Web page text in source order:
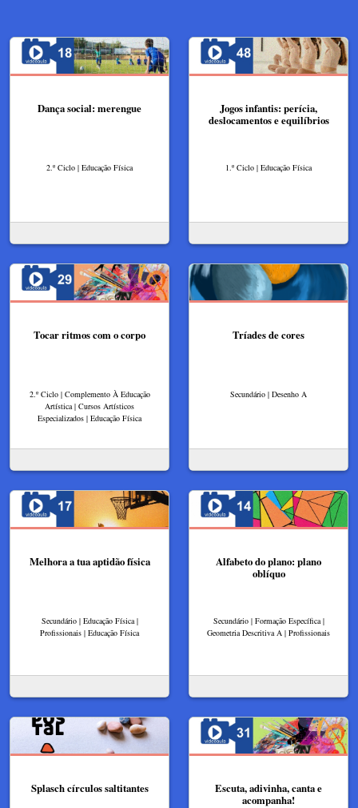
Dança social: merengue
2.º Ciclo | Educação Física
Jogos infantis: perícia,
deslocamentos e equilíbrios
1.º Ciclo | Educação Física
Tocar ritmos com o corpo
2.º Ciclo | Complemento À Educação
Artística | Cursos Artísticos
Especializados | Educação Física
Tríades de cores
Secundário | Desenho A
Melhora a tua aptidão física
Secundário | Educação Física |
Profissionais | Educação Física
Alfabeto do plano: plano
oblíquo
Secundário | Formação Específica |
Geometria Descritiva A | Profissionais
Splasch círculos saltitantes
Escuta, adivinha, canta e
acompanha!